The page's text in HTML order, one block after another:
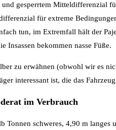
gesperrtem Mitteldifferenzial
für extreme
tun, im Extremfall hält der
Insassen bekommen nasse Füße.
zu erwähnen (obwohl wir es
interessant ist, die das
im Verbrauch
Tonnen schweres, 4,90 m